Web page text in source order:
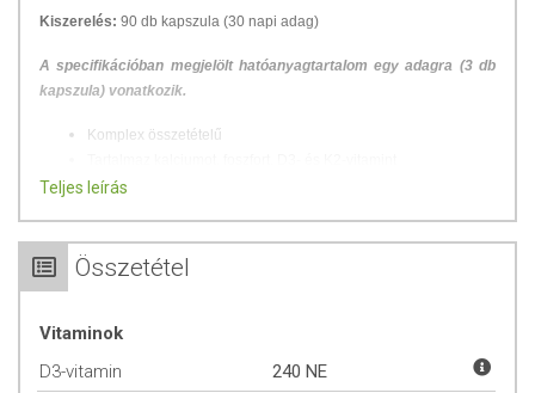
Kiszerelés: 90 db kapszula (30 napi adag)
A specifikációban megjelölt hatóanyagtartalom egy adagra (3 db
kapszula) vonatkozik.
Komplex összetételű
Gazdaságos kiszerelésű
Ca D3 K2: a csontok és a fogak szolgálatában!
egészséges, kiegyensúlyozott életmódnak. Amellett, hogy a sportolók
legyen, a hétköznapi embernek is érdemes odafigyelni a megfelelő
Teljes leírás
Összetétel
Vitaminok
D3-vitamin
240 NE